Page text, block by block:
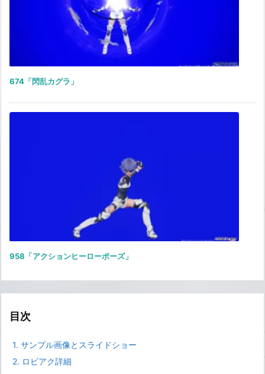
674「閃乱カグラ」
958「アクションヒーローポーズ」
目次
1. サンプル画像とスライドショー
2. ロビアク詳細